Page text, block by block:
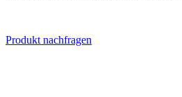
Produkt nachfragen